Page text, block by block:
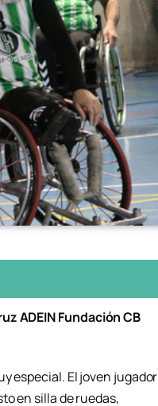
ADEIN Fundación CB
especial. El joven jugador
en silla de ruedas,